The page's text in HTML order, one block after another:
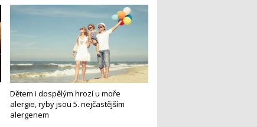
Dětem i dospělým hrozí u moře
alergie, ryby jsou 5. nejčastějším
alergenem